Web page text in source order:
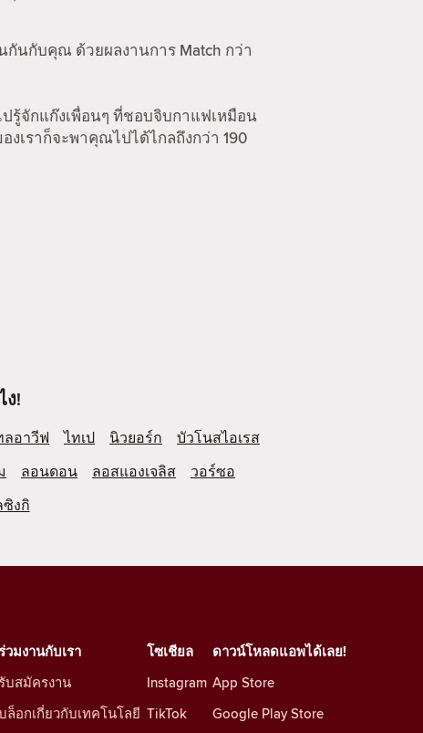
กันกับคุณ ด้วยผลงานการ Match กว่า
รู้จักแก๊งเพื่อนๆ ที่ชอบจิบกาแฟเหมือน
เราก็จะพาคุณไปได้ไกลถึงกว่า 190
!
ลอาวีฟ ไทเป นิวยอร์ก
บัวโนสไอเรส
ลอนดอน ลอสแองเจลิส
วอร์ซอ
ซิงกิ
โซเชียล
Instagram
TikTok
วมงานกับเรา
รับสมัครงาน
ล็อกเกี่ยวกับเทคโนโลยี
ดาวน์โหลดแอพได้เลย!
App Store
Google Play Store